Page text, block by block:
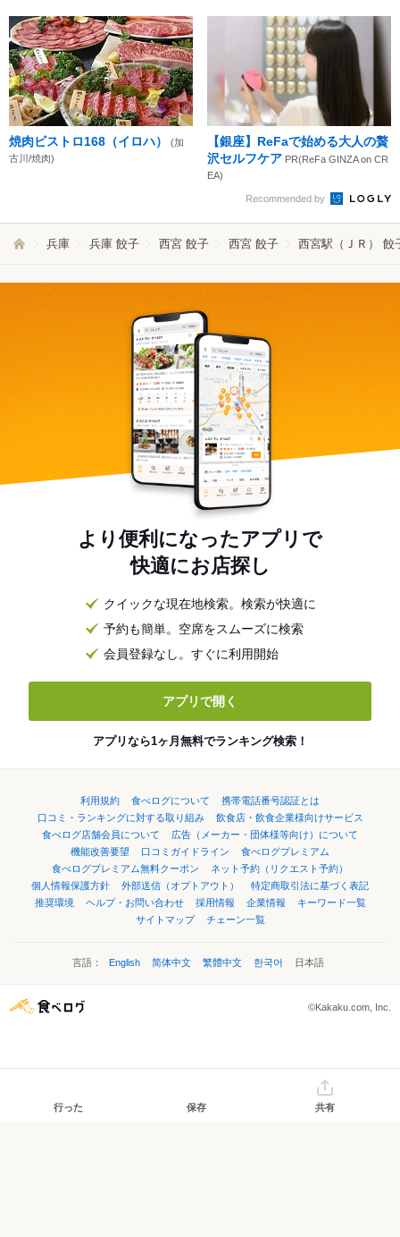
焼肉ビストロ168（イロハ）
(加
古川/焼肉)
【銀座】ReFaで始める大人の贅
沢セルフケア PR(ReFa GINZA on CR
EA)
Recommended by
兵庫 兵庫 餃子 西宮 餃子 西宮 餃子 西宮駅（ＪＲ） 餃
より便利になったアプリで
快適にお店探し
クイックな現在地検索。検索が快適に
予約も簡単。空席をスムーズに検索
会員登録なし。すぐに利用開始
アプリで開く
アプリなら1ヶ月無料でランキング検索！
利用規約 食べログについて
携帯電話番号認証とは
口コミ・ランキングに対する取り組み
飲食店・飲食企業様向けサービス
食べログ店舗会員について
広告（メーカー・団体様等向け）について
機能改善要望
口コミガイドライン
食べログプレミアム
食べログプレミアム無料クーポン
ネット予約（リクエスト予約）
個人情報保護方針
外部送信（オプトアウト）
特定商取引法に基づく表記
推奨環境
ヘルプ・お問い合わせ 採用情報 企業情報
キーワード一覧
サイトマップ
チェーン一覧
言語： English 简体中文 繁體中文 한국어 日本語
©Kakaku.com, Inc.
行った 保存 共有